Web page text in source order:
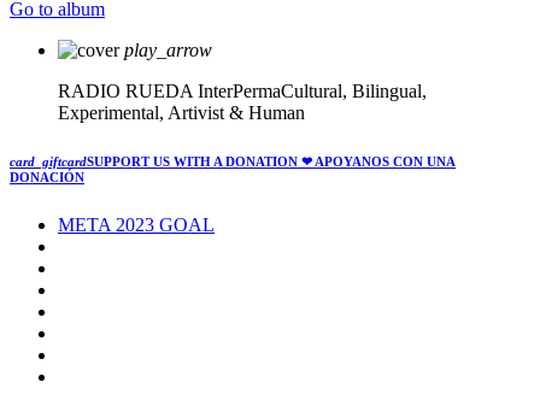
Go to album
play_arrow
RADIO RUEDA InterPermaCultural, Bilingual,
Experimental, Artivist & Human
card_giftcardSUPPORT US WITH A DONATION ❤ APOYANOS CON UNA
DONACIÓN
META 2023 GOAL